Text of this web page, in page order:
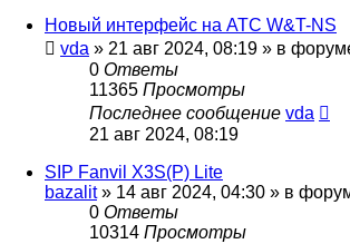
Новый интерфейс на АТС W&T-NS
vda » 21 авг 2024, 08:19 » в
0 Ответы
11365 Просмотры
Последнее сообщение vda
21 авг 2024, 08:19
SIP Fanvil X3S(P) Lite
bazalit» 14 авг 2024, 04:30 » в
0 Ответы
10314 Просмотры